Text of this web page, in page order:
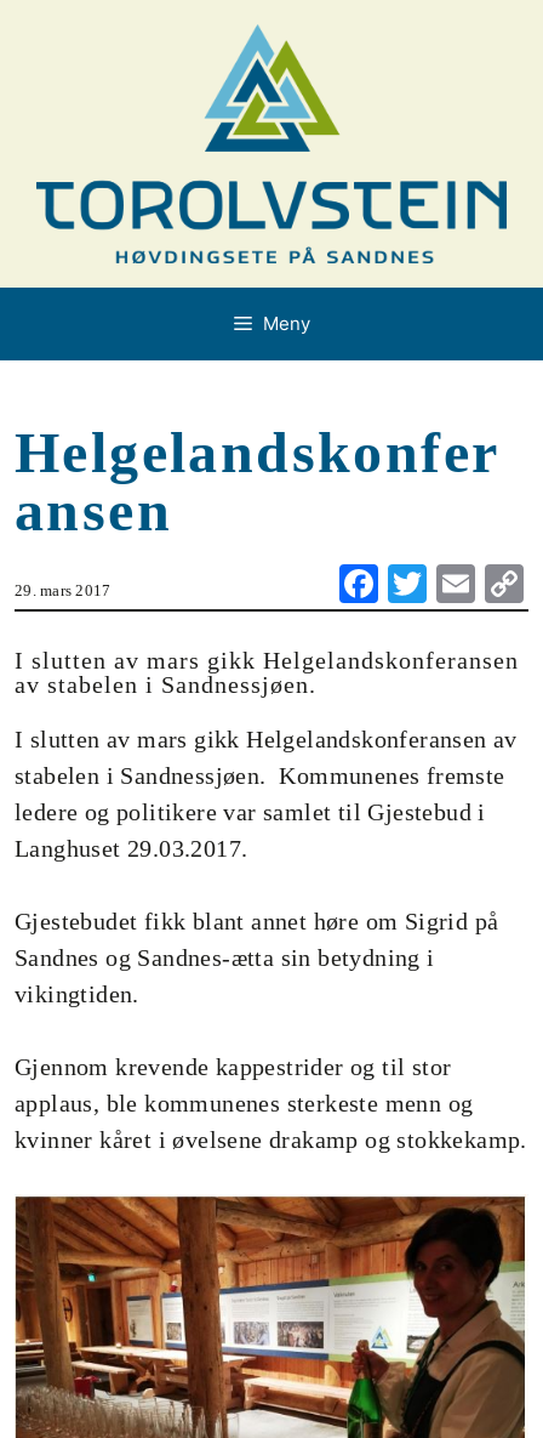
Meny
Helgelandskonfer
ansen
29. mars 2017
Fa
ce
bo
T
wi
tte
E
m
ail
I slutten av mars gikk Helgelandskonferansen
av stabelen i Sandnessjøen.
I slutten av mars gikk Helgelandskonferansen av
stabelen i Sandnessjøen. Kommunenes fremste
ledere og politikere var samlet til Gjestebud i
Langhuset 29.03.2017.
Gjestebudet fikk blant annet høre om Sigrid på
Sandnes og Sandnes-ætta sin betydning i
vikingtiden.
Gjennom krevende kappestrider og til stor
applaus, ble kommunenes sterkeste menn og
kvinner kåret i øvelsene drakamp og stokkekamp.